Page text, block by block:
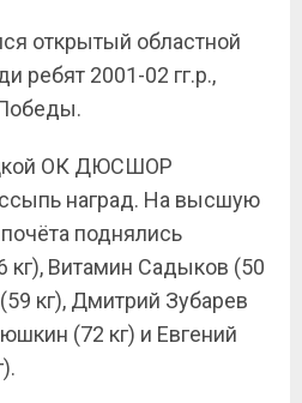
открытый областной
ребят 2001-02 гг.р.,
ОК ДЮСШОР
наград. На высшую
поднялись
кг), Витамин Садыков (50
кг), Дмитрий Зубарев
(72 кг) и Евгений